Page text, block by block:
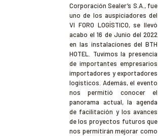
Corporación Sealer’s S.A., fue
uno de los auspiciadores del
VI FORO LOGÍSTICO, se llevó
acabo el 16 de Junio del 2022
en las instalaciones del BTH
HOTEL. Tuvimos la presencia
de importantes empresarios
importadores y exportadores
logísticos. Además, el evento
nos permitió conocer el
panorama actual, la agenda
de facilitación y los avances
de los proyectos futuros que
nos permitirán mejorar como